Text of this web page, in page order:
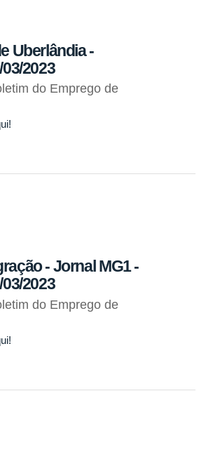
Uberlândia -
2023
do Emprego de
- Jornal MG1 -
2023
do Emprego de